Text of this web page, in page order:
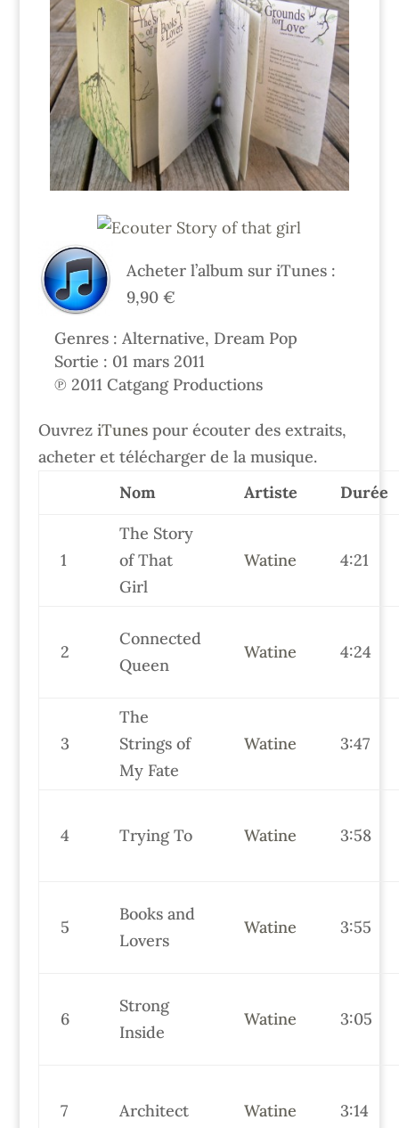
Acheter l’album sur iTunes :
9,90 €
Genres : Alternative, Dream Pop
Sortie : 01 mars 2011
℗ 2011 Catgang Productions
Ouvrez iTunespour écouter des extraits,
acheter et télécharger de la musique.
Nom
Artiste Durée
1
The Story
of That
Girl
Watine 4:21
2
Connected
Queen
Watine 4:24
3
The
Strings of
My Fate
Watine 3:47
4 Trying To Watine 3:58
5
Books and
Lovers
Watine 3:55
6
Strong
Inside
Watine 3:05
7 Architect Watine 3:14